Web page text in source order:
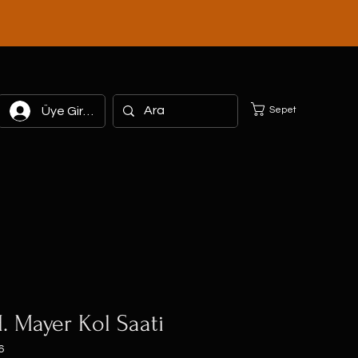
Üye Girişi Sepet
Mayer Kol Saati